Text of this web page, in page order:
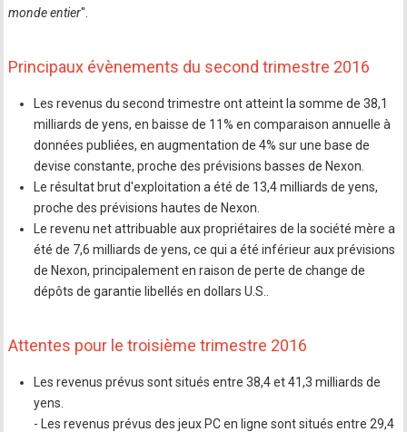
monde entier".
Principaux évènements du second trimestre 2016
Les revenus du second trimestre ont atteint la somme de 38,1
milliards de yens, en baisse de 11% en comparaison annuelle à
données publiées, en augmentation de 4% sur une base de
devise constante, proche des prévisions basses de Nexon.
Le résultat brut d'exploitation a été de 13,4 milliards de yens,
proche des prévisions hautes de Nexon.
Le revenu net attribuable aux propriétaires de la société mère a
été de 7,6 milliards de yens, ce qui a été inférieur aux prévisions
de Nexon, principalement en raison de perte de change de
dépôts de garantie libellés en dollars U.S..
Attentes pour le troisième trimestre 2016
Les revenus prévus sont situés entre 38,4 et 41,3 milliards de
yens.
- Les revenus prévus des jeux PC en ligne sont situés entre 29,4